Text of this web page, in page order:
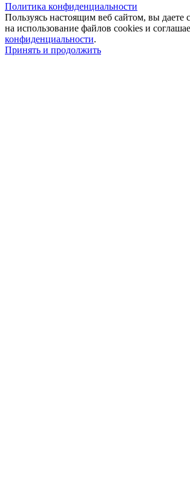
Политика конфиденциальности
Пользуясь настоящим веб сайтом, вы даете
на использование файлов cookies и
конфиденциальности.
Принять и продолжить